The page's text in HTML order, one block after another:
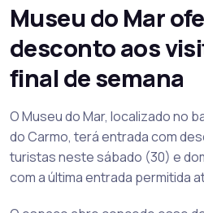
Museu do Mar
desconto aos
final de semana
O Museu do Mar, localizado no
do Carmo, terá entrada com
turistas neste sábado (30) e
com a última entrada permitida